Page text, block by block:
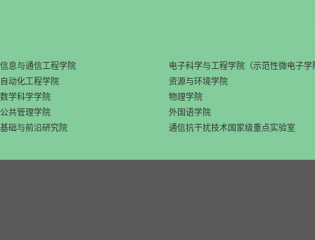
信息与通信工程学院
电子科学与工程学院（示范性微电子学
自动化工程学院
资源与环境学院
数学科学学院
物理学院
公共管理学院
外国语学院
基础与前沿研究院
通信抗干扰技术国家级重点实验室